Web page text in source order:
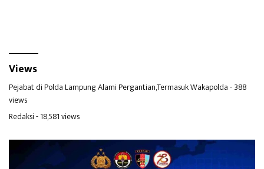
Views
Pejabat di Polda Lampung Alami Pergantian,Termasuk Wakapolda- 388
views
Redaksi- 18,581 views